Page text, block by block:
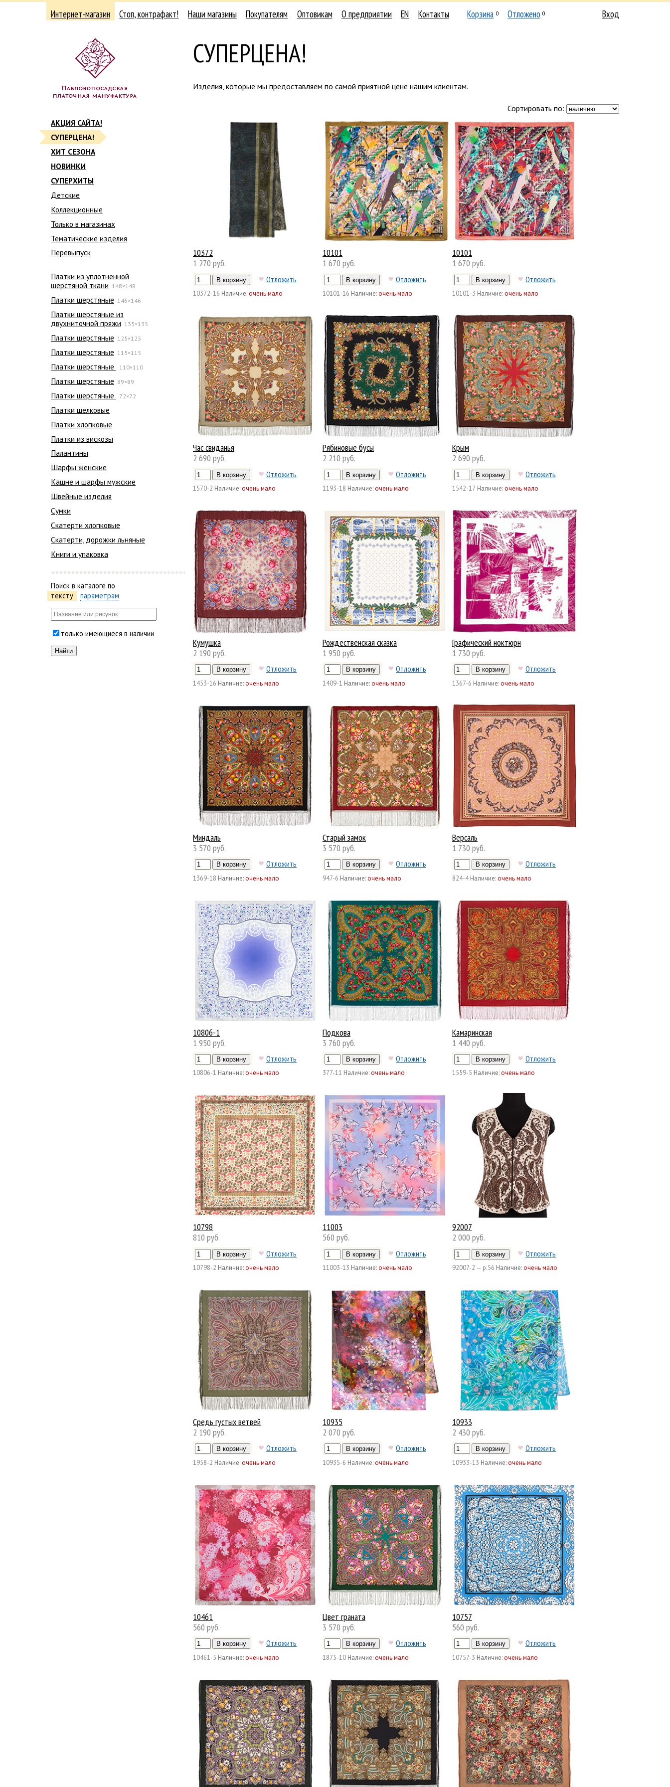
Интернет-магазин Стоп, контрафакт! Наши магазины Покупателям Оптовикам О предприятии EN Контакты Корзина 0 Отложено 0 Вход
АКЦИЯ САЙТА!
СУПЕРЦЕНА!
ХИТ СЕЗОНА
НОВИНКИ
СУПЕРХИТЫ
Детские
Коллекционные
Только в магазинах
Тематические изделия
Перевыпуск
Платки из уплотненной
шерстяной ткани 148×148
Платки шерстяные 146×146
Платки шерстяные из
двухниточной пряжи 135×135
Платки шерстяные 125×125
Платки шерстяные 115×115
Платки шерстяные 110×110
Платки шерстяные 89×89
Платки шерстяные 72×72
Платки шелковые
Платки хлопковые
Платки из вискозы
Палантины
Шарфы женские
Кашне и шарфы мужские
Швейные изделия
Сумки
Скатерти хлопковые
Скатерти, дорожки льняные
Книги и упаковка
Поиск в каталоге по
тексту
параметрам
только имеющиеся в наличии
СУПЕРЦЕНА!
Изделия, которые мы предоставляем по самой приятной цене нашим клиентам.
Сортировать по:
10372
1 270 руб.
Отложить
10372-16 Наличие:очень мало
10101
1 670 руб.
Отложить
10101-16 Наличие:очень мало
10101
1 670 руб.
Отложить
10101-3 Наличие:очень мало
Час свиданья
2 690 руб.
Отложить
1570-2 Наличие:очень мало
Рябиновые бусы
2 210 руб.
Отложить
1193-18 Наличие:очень мало
Крым
2 690 руб.
Отложить
1542-17 Наличие:очень мало
Кумушка
2 190 руб.
Отложить
1453-16 Наличие:очень мало
Рождественская сказка
1 950 руб.
Отложить
1409-1 Наличие:очень мало
Графический ноктюрн
1 730 руб.
Отложить
1367-6 Наличие:очень мало
Миндаль
3 570 руб.
Отложить
1369-18 Наличие:очень мало
Старый замок
3 570 руб.
Отложить
947-6 Наличие:очень мало
Версаль
1 730 руб.
Отложить
824-4 Наличие:очень мало
10806-1
1 950 руб.
Отложить
10806-1 Наличие:очень мало
Подкова
3 760 руб.
Отложить
377-11 Наличие:очень мало
Камаринская
1 440 руб.
Отложить
1559-5 Наличие:очень мало
10798
810 руб.
Отложить
10798-2 Наличие:очень мало
11003
560 руб.
Отложить
11003-13 Наличие:очень мало
92007
2 000 руб.
Отложить
92007-2 — р.56 Наличие:очень мало
Средь густых ветвей
2 190 руб.
Отложить
1958-2 Наличие:очень мало
10935
2 070 руб.
Отложить
10935-6 Наличие:очень мало
10933
2 430 руб.
Отложить
10933-13 Наличие:очень мало
10461
560 руб.
Отложить
10461-5 Наличие:очень мало
Цвет граната
3 570 руб.
Отложить
1875-10 Наличие:очень мало
10757
560 руб.
Отложить
10757-3 Наличие:очень мало